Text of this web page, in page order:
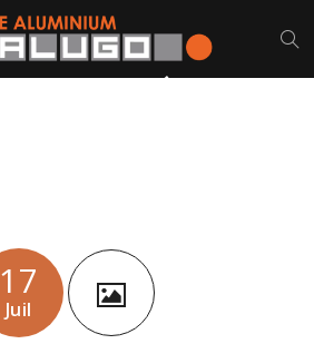
17
Juil